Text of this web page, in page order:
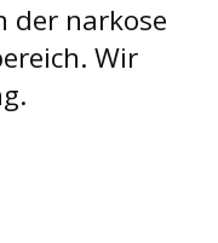
der narkose
Wir